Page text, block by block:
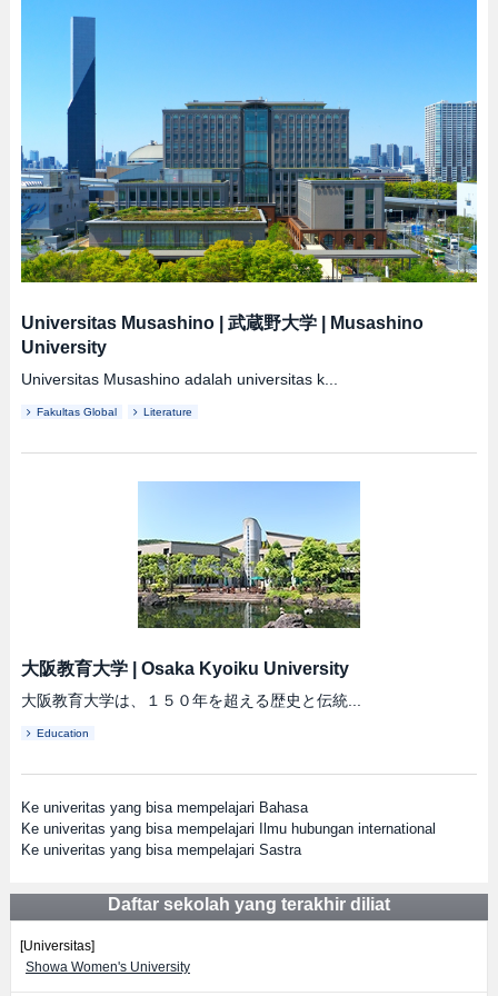
Universitas Musashino| 武蔵野大学|
Musashino
University
Universitas Musashino adalah universitas k...
Fakultas Global Literature
大阪教育大学| Osaka Kyoiku University
大阪教育大学は、１５０年を超える歴史と伝統...
Education
Ke univeritas yang bisa mempelajari Bahasa
Ke univeritas yang bisa mempelajari Ilmu hubungan international
Ke univeritas yang bisa mempelajari Sastra
Daftar sekolah yang terakhir diliat
[Universitas]
Showa Women's University